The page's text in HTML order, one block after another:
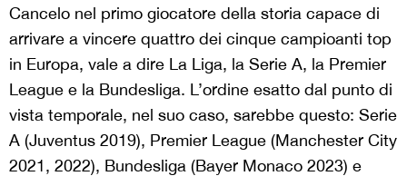
Cancelo nel primo giocatore della storia capace di
arrivare a vincere quattro dei cinque campioanti top
in Europa, vale a dire La Liga, la Serie A, la Premier
League e la Bundesliga. L’ordine esatto dal punto di
vista temporale, nel suo caso, sarebbe questo: Serie
A (Juventus 2019), Premier League (Manchester City
2021, 2022), Bundesliga (Bayer Monaco 2023) e